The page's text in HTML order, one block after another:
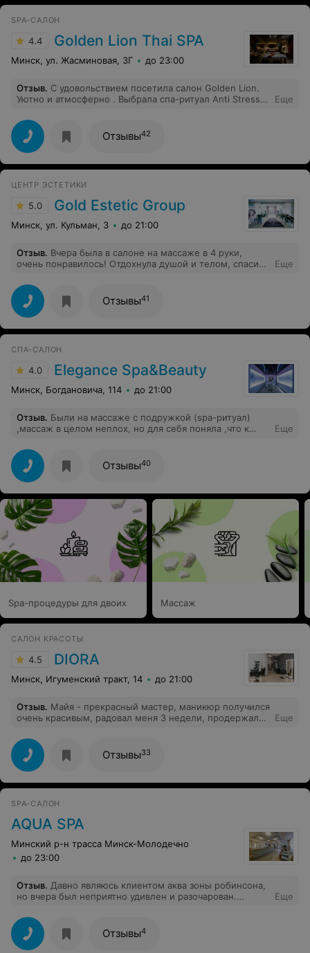
SPA-САЛОН
4.4 Golden Lion Thai SPA
Минск, ул. Жасминовая, 3Г до 23:00
Отзыв. С удовольствием посетила салон Golden Lion.
Уютно и атмосферно . Выбрала спа-ритуал Anti Stress и
рекомендацию персонал и мастера Минтру за
чудесную работу.
Еще
Отзывы42
ЦЕНТР ЭСТЕТИКИ
5.0 Gold Estetic Group
Минск, ул. Кульман, 3 до 21:00
Отзыв. Вчера была в салоне на массаже в 4 руки,
очень понравилось! Отдохнула душой и телом, спасибо
Еще
Отзывы41
СПА-САЛОН
4.0 Elegance Spa&Beauty
Минск, Богдановича, 114 до 21:00
Отзыв. Были на массаже с подружкой (spa-ритуал)
,массаж в целом неплох, но для себя поняла ,что к
личных границ. Вышел казус с администратором, вела
себя по-хамски, с психами. Также с входной дверью
явные проблемы, невозможно открыть ,нужно быть
мегасилачкой (дверь с внутренней стороны открыла
девушка) заходишь и дверь сама не закрывается, в
общем обратите внимание. Не советую данный салон.
Еще
Отзывы40
Spa-процедуры для двоих Массаж
САЛОН КРАСОТЫ
4.5 DIORA
Минск, Игуменский тракт, 14 до 21:00
Отзыв. Майя - прекрасный мастер, маникюр получился
очень красивым, радовал меня 3 недели, продержался
длине ногтей, работает быстро, но аккуратно!
Еще
Отзывы33
SPA-САЛОН
AQUA SPA
Минский р-н трасса Минск-Молодечно
до 23:00
Отзыв. Давно являюсь клиентом аква зоны робинсона,
но вчера был неприятно удивлен и разочарован.
полную стоимость 600 тысяч. С таким сталкиваюсь
впервые: нигде в Минске в Спа, да мало где и в Европе
такое есть. На рецепции не предупредили, шкафчик
Еще
Отзывы4